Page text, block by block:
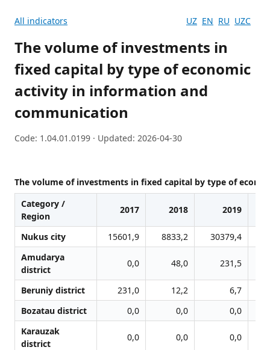
All indicators UZ EN RU UZC
The volume of investments in
fixed capital by type of economic
activity in information and
communication
Code: 1.04.01.0199 · Updated: 2026-04-30
The volume of investments in fixed capital by type of
Category /
Region
2017 2018 2019
Nukus city 15601,9 8833,2 30379,4
Amudarya
district
0,0 48,0 231,5
Beruniy district 231,0 12,2
6,7
Bozatau district
0,0 0,0
0,0
Karauzak
district
0,0 0,0 0,0